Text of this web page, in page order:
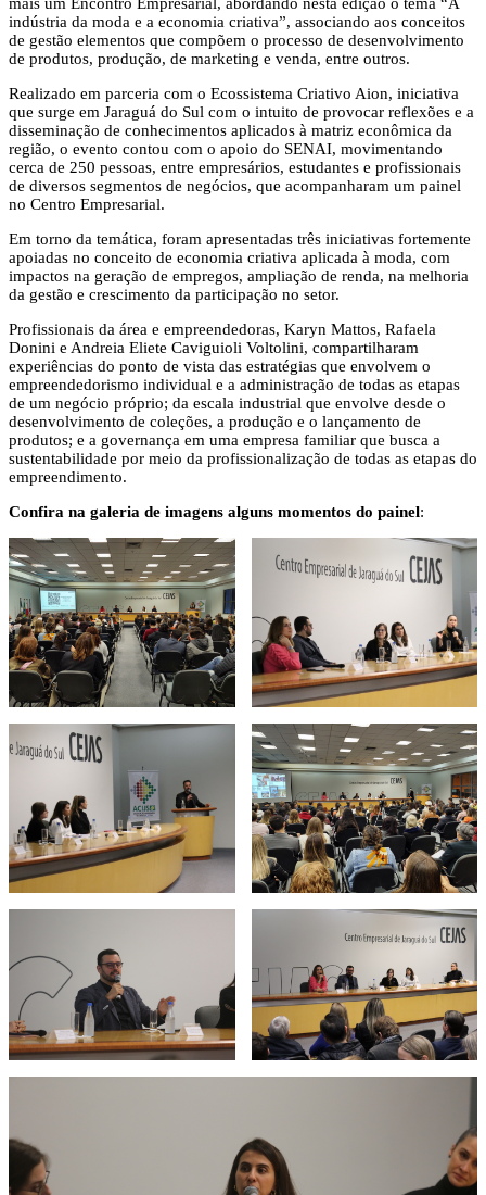
indústria da moda e a economia criativa”, associando aos conceitos
de gestão elementos que compõem o processo de desenvolvimento
de produtos, produção, de marketing e venda, entre outros.
Realizado em parceria com o Ecossistema Criativo Aion, iniciativa
que surge em Jaraguá do Sul com o intuito de provocar reflexões e a
disseminação de conhecimentos aplicados à matriz econômica da
região, o evento contou com o apoio do SENAI, movimentando
cerca de 250 pessoas, entre empresários, estudantes e profissionais
de diversos segmentos de negócios, que acompanharam um painel
no Centro Empresarial.
Em torno da temática, foram apresentadas três iniciativas fortemente
apoiadas no conceito de economia criativa aplicada à moda, com
impactos na geração de empregos, ampliação de renda, na melhoria
da gestão e crescimento da participação no setor.
Profissionais da área e empreendedoras, Karyn Mattos, Rafaela
Donini e Andreia Eliete Caviguioli Voltolini, compartilharam
experiências do ponto de vista das estratégias que envolvem o
empreendedorismo individual e a administração de todas as etapas
de um negócio próprio; da escala industrial que envolve desde o
desenvolvimento de coleções, a produção e o lançamento de
produtos; e a governança em uma empresa familiar que busca a
sustentabilidade por meio da profissionalização de todas as etapas do
empreendimento.
Confira na galeria de imagens alguns momentos do painel: